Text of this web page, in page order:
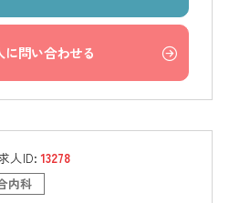
に問い合わせる
人ID:13278
内科